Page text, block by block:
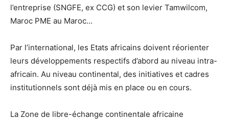
l’entreprise (SNGFE, ex CCG) et son levier Tamwilcom,
Maroc PME au Maroc…
Par l’international, les Etats africains doivent réorienter
leurs développements respectifs d’abord au niveau intra-
africain. Au niveau continental, des initiatives et cadres
institutionnels sont déjà mis en place ou en cours.
La Zone de libre-échange continentale africaine